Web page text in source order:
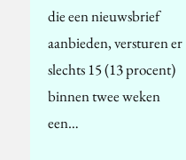
die een nieuwsbrief
aanbieden, versturen er
slechts 15 (13 procent)
binnen twee weken
een…